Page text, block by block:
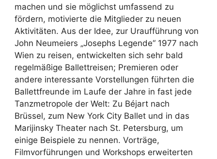
machen und sie möglichst umfassend zu
fördern, motivierte die Mitglieder zu neuen
Aktivitäten. Aus der Idee, zur Uraufführung von
John Neumeiers „Josephs Legende“ 1977 nach
Wien zu reisen, entwickelten sich sehr bald
regelmäßige Ballettreisen; Premieren oder
andere interessante Vorstellungen führten die
Ballettfreunde im Laufe der Jahre in fast jede
Tanzmetropole der Welt: Zu Béjart nach
Brüssel, zum New York City Ballet und in das
Marijinsky Theater nach St. Petersburg, um
einige Beispiele zu nennen. Vorträge,
Filmvorführungen und Workshops erweiterten